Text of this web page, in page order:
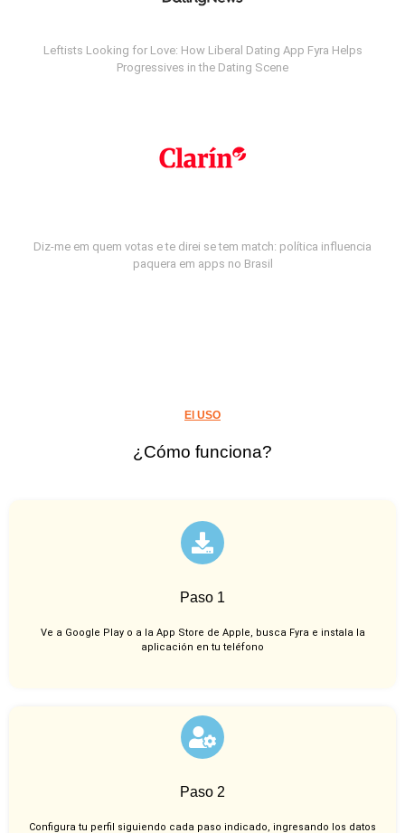
Leftists Looking for Love: How Liberal Dating App Fyra Helps
Progressives in the Dating Scene
Diz-me em quem votas e te direi se tem match: política influencia
paquera em apps no Brasil
El USO
¿Cómo funciona?
Paso 1
Ve a Google Play o a la App Store de Apple, busca Fyra e instala la
aplicación en tu teléfono
Paso 2
Configura tu perfil siguiendo cada paso indicado, ingresando los datos